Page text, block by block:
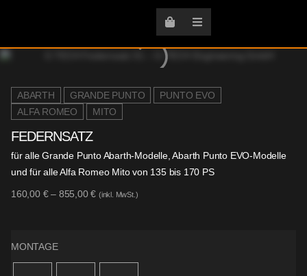
ABARTH GRANDE PUNTO
PUNTO EVO
ALFA ROMEO
MITO
FEDERNSATZ
für alle Grande Punto Abarth-Modelle, Abarth Punto EVO-Modelle
und für alle Alfa Romeo Mito von 135 bis 170 PS
160,00 €– 855,00€ (inkl. MwSt.)
MONTAGE